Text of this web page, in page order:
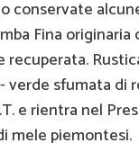
conservate
Fina originaria
recuperata.
verde sfumata di
e rientra nel
mele piemontesi.